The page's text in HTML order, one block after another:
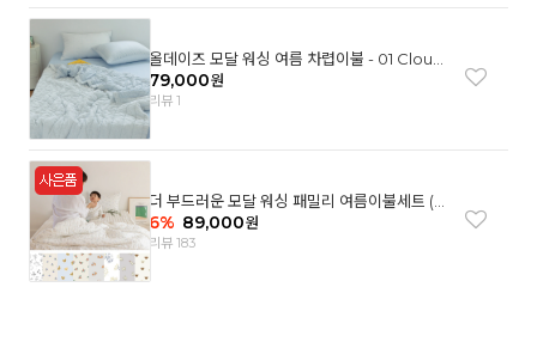
올데이즈 모달 워싱 여름 차렵이불 - 01 Cloud
garden(SS)
79,000원
리뷰 1
더 부드러운 모달 워싱 패밀리 여름이불세트 (8
컬러)
6% 89,000원
리뷰 183